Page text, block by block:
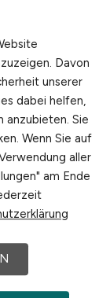
Davon
unserer
dabei helfen,
anzubieten. Sie
Wenn Sie auf
aller
am Ende